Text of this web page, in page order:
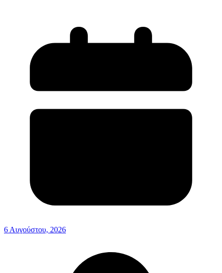
6 Αυγούστου, 2026